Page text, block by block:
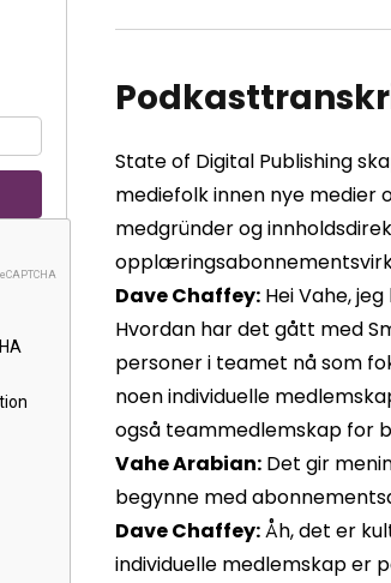
State of Digital Publishing
mediefolk innen nye medier
medgründer og
Dave Chaffey: Hei Vahe,
Hvordan har det gått med
personer i teamet nå som
noen individuelle
også teammedlemskap for
Vahe Arabian: Det gir
begynne med
Dave Chaffey:Åh, det er
individuelle medlemskap er